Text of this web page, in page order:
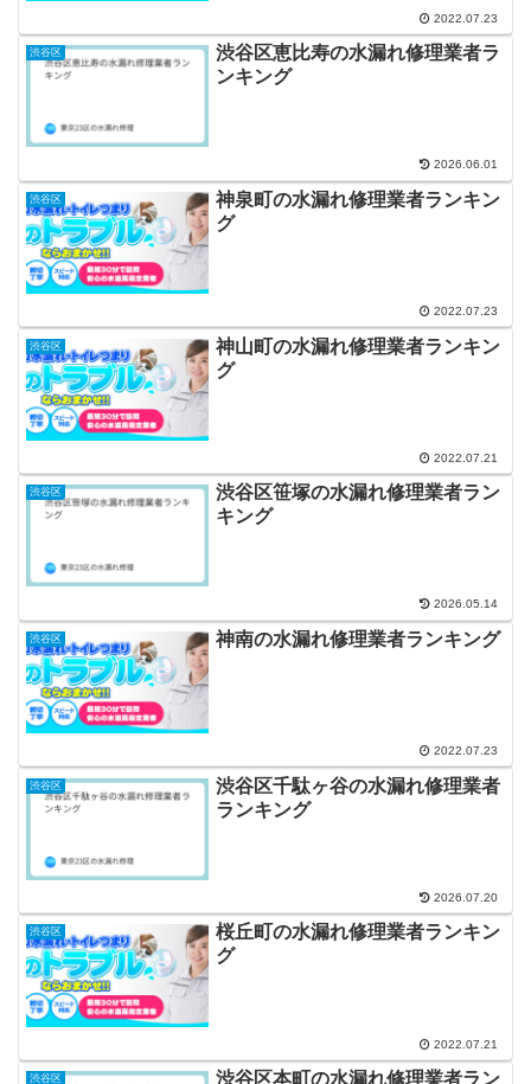
2022.07.23
渋谷区
渋谷区恵比寿の水漏れ修理業者ラ
ンキング
2026.06.01
渋谷区
神泉町の水漏れ修理業者ランキン
グ
2022.07.23
渋谷区
神山町の水漏れ修理業者ランキン
グ
2022.07.21
渋谷区
渋谷区笹塚の水漏れ修理業者ラン
キング
2026.05.14
渋谷区 神南の水漏れ修理業者ランキング
2022.07.23
渋谷区
渋谷区千駄ヶ谷の水漏れ修理業者
ランキング
2026.07.20
渋谷区
桜丘町の水漏れ修理業者ランキン
グ
2022.07.21
渋谷区 渋谷区本町の水漏れ修理業者ラン